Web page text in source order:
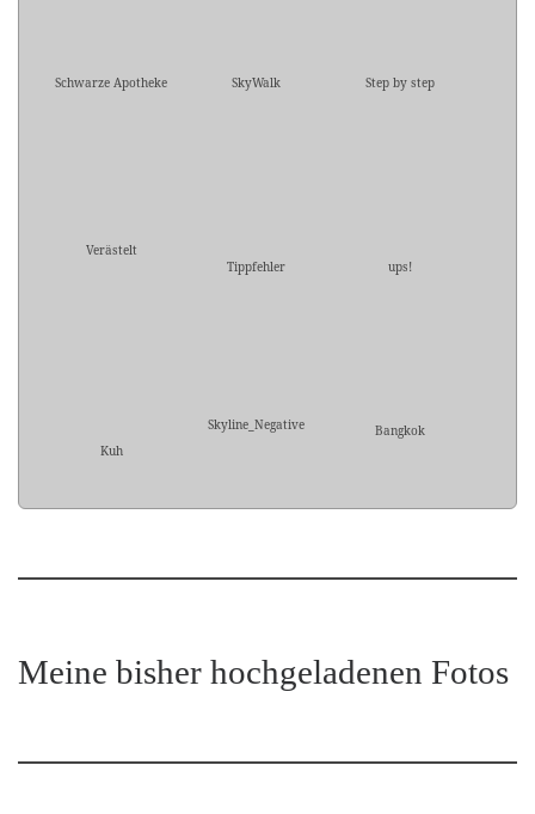
Schwarze Apotheke SkyWalk Step by step
Verästelt
Tippfehler
ups!
Kuh
Skyline_Negative Bangkok
Meine bisher hochgeladenen Fotos